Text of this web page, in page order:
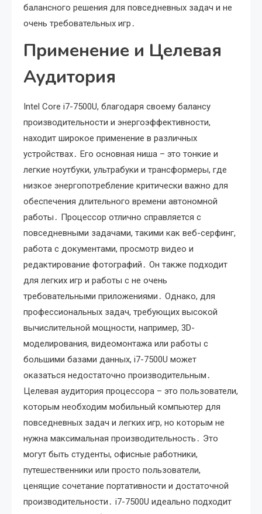
балансного решения для повседневных задач и не
очень требовательных игр․
Применение и Целевая
Аудитория
Intel Core i7-7500U, благодаря своему балансу
производительности и энергоэффективности,
находит широкое применение в различных
устройствах․ Его основная ниша – это тонкие и
легкие ноутбуки, ультрабуки и трансформеры, где
низкое энергопотребление критически важно для
обеспечения длительного времени автономной
работы․ Процессор отлично справляется с
повседневными задачами, такими как веб-серфинг,
работа с документами, просмотр видео и
редактирование фотографий․ Он также подходит
для легких игр и работы с не очень
требовательными приложениями․ Однако, для
профессиональных задач, требующих высокой
вычислительной мощности, например, 3D-
моделирования, видеомонтажа или работы с
большими базами данных, i7-7500U может
оказаться недостаточно производительным․
Целевая аудитория процессора – это пользователи,
которым необходим мобильный компьютер для
повседневных задач и легких игр, но которым не
нужна максимальная производительность․ Это
могут быть студенты, офисные работники,
путешественники или просто пользователи,
ценящие сочетание портативности и достаточной
производительности․ i7-7500U идеально подходит